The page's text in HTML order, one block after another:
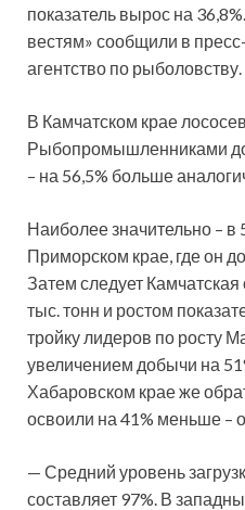
показатель вырос на
вестям» сообщили в
агентство по рыболовству.
В Камчатском крае
Рыбопромышленниками
– на 56,5% больше
Наиболее значительно – в
Приморском крае, где он
Затем следует
тыс. тонн и ростом
тройку лидеров по росту
увеличением добычи на
Хабаровском крае же
освоили на 41% меньше –
— Средний уровень
составляет 97%. В